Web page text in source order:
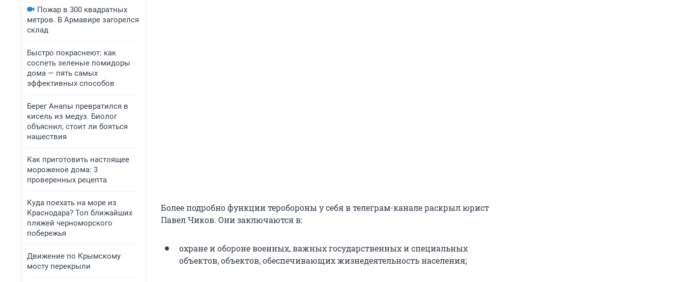
Пожар в 300 квадратных
метров. В Армавире загорелся
склад
Быстро покраснеют: как
соспеть зеленые помидоры
дома — пять самых
эффективных способов
Берег Анапы превратился в
кисель из медуз. Биолог
объяснил, стоит ли бояться
нашествия
Как приготовить настоящее
мороженое дома: 3
проверенных рецепта
Куда поехать на море из
Краснодара? Топ ближайших
пляжей черноморского
побережья
Движение по Крымскому
мосту перекрыли
Более подробно функции теробороны у себя в телеграм-канале раскрыл юрист
Павел Чиков. Они заключаются в:
охране и обороне военных, важных государственных и специальных
объектов, объектов, обеспечивающих жизнедеятельность населения;